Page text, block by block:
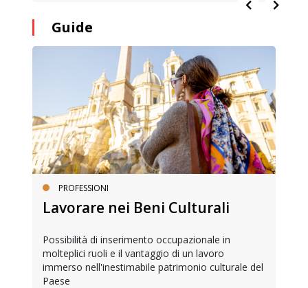
Guide
PROFESSIONI
Lavorare nei Beni Culturali
Possibilità di inserimento occupazionale in
molteplici ruoli e il vantaggio di un lavoro
immerso nell'inestimabile patrimonio culturale del
Paese